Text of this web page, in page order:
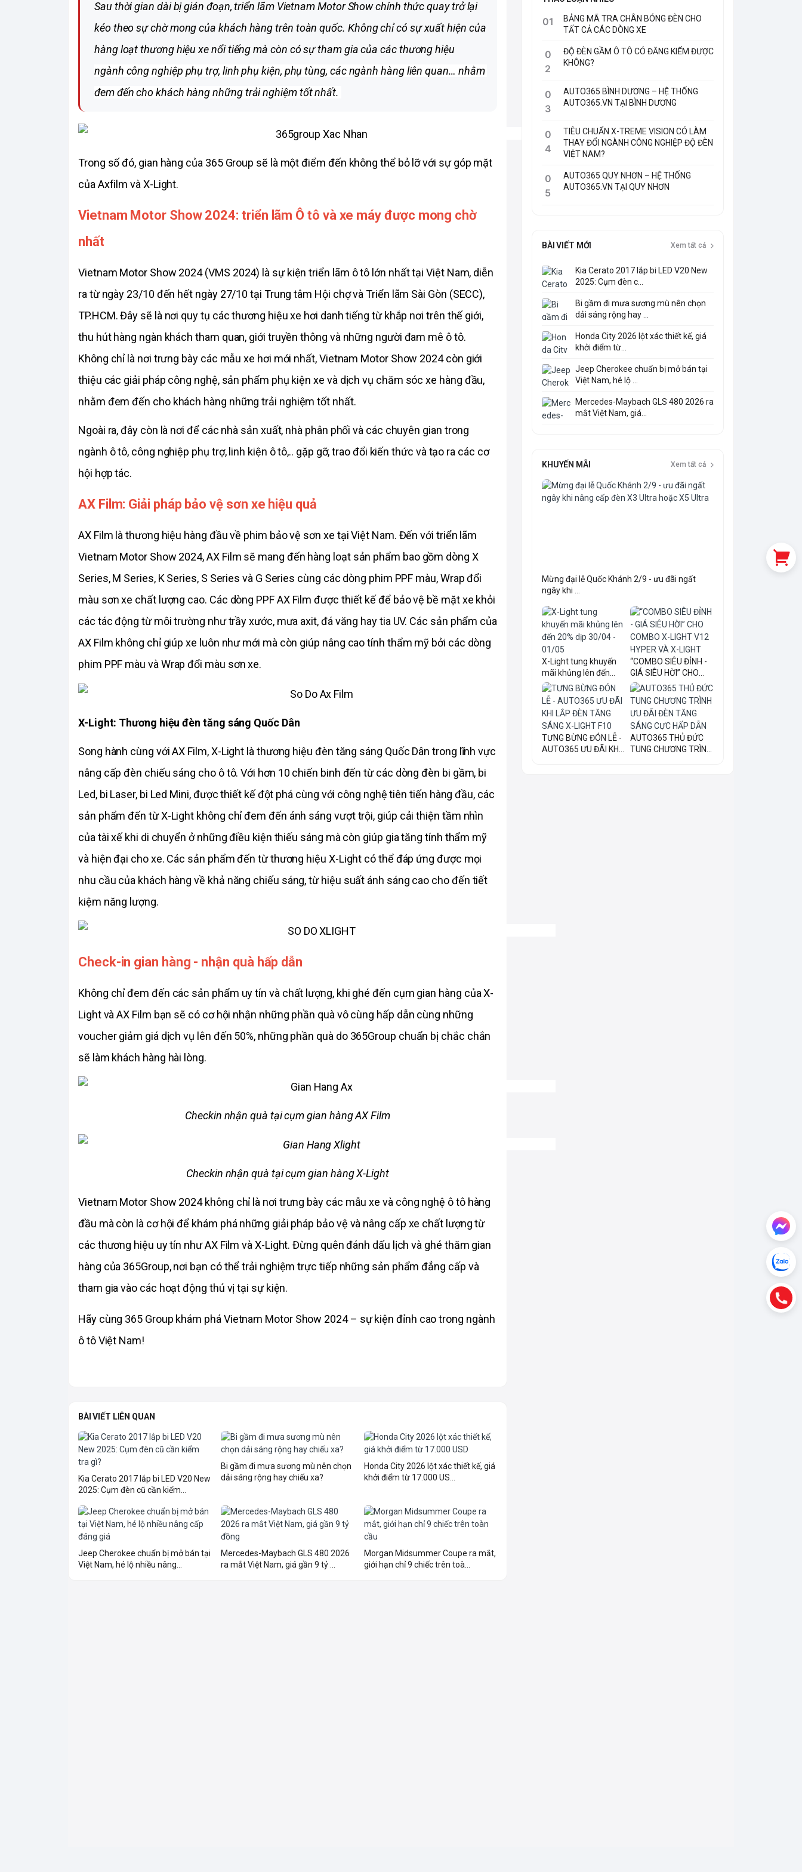
Sau thời gian dài bị gián đoạn, triển lãm Vietnam Motor Show chính thức quay trở lại
kéo theo sự chờ mong của khách hàng trên toàn quốc. Không chỉ có sự xuất hiện của
ngành công nghiệp phụ trợ, linh phụ kiện, phụ tùng, các ngành hàng liên quan… nhằm
đem đến cho khách hàng những trải nghiệm tốt nhất.
Trong số đó, gian hàng của 365 Group sẽ là một điểm đến không thể bỏ lỡ với sự góp mặt
của Axfilm và X-Light.
Vietnam Motor Show 2024: triển lãm Ô tô và xe máy được mong chờ
nhất
Vietnam Motor Show 2024 (VMS 2024) là sự kiện triển lãm ô tô lớn nhất tại Việt Nam, diễn
ra từ ngày 23/10 đến hết ngày 27/10 tại Trung tâm Hội chợ và Triển lãm Sài Gòn (SECC),
TP.HCM. Đây sẽ là nơi quy tụ các thương hiệu xe hơi danh tiếng từ khắp nơi trên thế giới,
thu hút hàng ngàn khách tham quan, giới truyền thông và những người đam mê ô tô.
Không chỉ là nơi trưng bày các mẫu xe hơi mới nhất, Vietnam Motor Show 2024 còn giới
thiệu các giải pháp công nghệ, sản phẩm phụ kiện xe và dịch vụ chăm sóc xe hàng đầu,
nhằm đem đến cho khách hàng những trải nghiệm tốt nhất.
Ngoài ra, đây còn là nơi để các nhà sản xuất, nhà phân phối và các chuyên gian trong
ngành ô tô, công nghiệp phụ trợ, linh kiện ô tô,.. gặp gỡ, trao đổi kiến thức và tạo ra các cơ
hội hợp tác.
AX Film: Giải pháp bảo vệ sơn xe hiệu quả
AX Film là thương hiệu hàng đầu về phim bảo vệ sơn xe tại Việt Nam. Đến với triển lãm
Vietnam Motor Show 2024, AX Film sẽ mang đến hàng loạt sản phẩm bao gồm dòng X
Series, M Series, K Series, S Series và G Series cùng các dòng phim PPF màu, Wrap đổi
màu sơn xe chất lượng cao. Các dòng PPF AX Film được thiết kế để bảo vệ bề mặt xe khỏi
các tác động từ môi trường như trầy xước, mưa axit, đá văng hay tia UV. Các sản phẩm của
AX Film không chỉ giúp xe luôn như mới mà còn giúp nâng cao tính thẩm mỹ bởi các dòng
phim PPF màu và Wrap đổi màu sơn xe.
X-Light: Thương hiệu đèn tăng sáng Quốc Dân
Song hành cùng với AX Film, X-Light là thương hiệu đèn tăng sáng Quốc Dân trong lĩnh vực
nâng cấp đèn chiếu sáng cho ô tô. Với hơn 10 chiến binh đến từ các dòng đèn bi gầm, bi
Led, bi Laser, bi Led Mini, được thiết kế đột phá cùng với công nghệ tiên tiến hàng đầu, các
sản phẩm đến từ X-Light không chỉ đem đến ánh sáng vượt trội, giúp cải thiện tầm nhìn
của tài xế khi di chuyển ở những điều kiện thiếu sáng mà còn giúp gia tăng tính thẩm mỹ
và hiện đại cho xe. Các sản phẩm đến từ thương hiệu X-Light có thể đáp ứng được mọi
nhu cầu của khách hàng về khả năng chiếu sáng, từ hiệu suất ánh sáng cao cho đến tiết
kiệm năng lượng.
Check-in gian hàng - nhận quà hấp dẫn
Không chỉ đem đến các sản phẩm uy tín và chất lượng, khi ghé đến cụm gian hàng của X-
Light và AX Film bạn sẽ có cơ hội nhận những phần quà vô cùng hấp dẫn cùng những
voucher giảm giá dịch vụ lên đến 50%, những phần quà do 365Group chuẩn bị chắc chắn
sẽ làm khách hàng hài lòng.
Checkin nhận quà tại cụm gian hàng AX Film
Checkin nhận quà tại cụm gian hàng X-Light
Vietnam Motor Show 2024 không chỉ là nơi trưng bày các mẫu xe và công nghệ ô tô hàng
đầu mà còn là cơ hội để khám phá những giải pháp bảo vệ và nâng cấp xe chất lượng từ
các thương hiệu uy tín như AX Film và X-Light. Đừng quên đánh dấu lịch và ghé thăm gian
hàng của 365Group, nơi bạn có thể trải nghiệm trực tiếp những sản phẩm đẳng cấp và
tham gia vào các hoạt động thú vị tại sự kiện.
Hãy cùng 365 Group khám phá Vietnam Motor Show 2024 – sự kiện đỉnh cao trong ngành
ô tô Việt Nam!
BÀI VIẾT LIÊN QUAN
Kia Cerato 2017 lắp bi LED V20 New
2025: Cụm đèn cũ cần kiểm...
Bi gầm đi mưa sương mù nên chọn
dải sáng rộng hay chiếu xa?
Honda City 2026 lột xác thiết kế, giá
khởi điểm từ 17.000 US...
Jeep Cherokee chuẩn bị mở bán tại
Việt Nam, hé lộ nhiều nâng...
Mercedes-Maybach GLS 480 2026
ra mắt Việt Nam, giá gần 9 tỷ ...
Morgan Midsummer Coupe ra mắt,
giới hạn chỉ 9 chiếc trên toà...
01
BẢNG MÃ TRA CHÂN BÓNG ĐÈN CHO
TẤT CẢ CÁC DÒNG XE
0
2
ĐỘ ĐÈN GẦM Ô TÔ CÓ ĐĂNG KIỂM ĐƯỢC
KHÔNG?
0
3
AUTO365 BÌNH DƯƠNG – HỆ THỐNG
AUTO365.VN TẠI BÌNH DƯƠNG
0
4
TIÊU CHUẨN X-TREME VISION CÓ LÀM
THAY ĐỔI NGÀNH CÔNG NGHIỆP ĐỘ ĐÈN
VIỆT NAM?
0
5
AUTO365 QUY NHƠN – HỆ THỐNG
AUTO365.VN TẠI QUY NHƠN
BÀI VIẾT MỚI Xem tất cả
Kia Cerato 2017 lắp bi LED V20 New
2025: Cụm đèn c...
Bi gầm đi mưa sương mù nên chọn
dải sáng rộng hay ...
Honda City 2026 lột xác thiết kế, giá
khởi điểm từ...
Jeep Cherokee chuẩn bị mở bán tại
Việt Nam, hé lộ ...
Mercedes-Maybach GLS 480 2026 ra
mắt Việt Nam, giá...
KHUYẾN MÃI Xem tất cả
Mừng đại lễ Quốc Khánh 2/9 - ưu đãi ngất
ngây khi ...
X-Light tung khuyến
mãi khủng lên đến
20...
“COMBO SIÊU ĐỈNH -
GIÁ SIÊU HỜI” CHO
COM...
TƯNG BỪNG ĐÓN LỄ -
AUTO365 ƯU ĐÃI KHI
AUTO365 THỦ ĐỨC
TUNG CHƯƠNG TRÌNH